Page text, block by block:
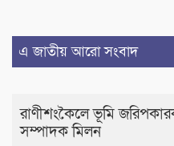
এ জাতীয় আরো সংবাদ
রাণীশংকৈলে ভূমি
সম্পাদক মিলন